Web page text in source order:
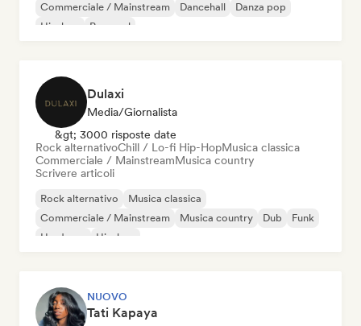
Commerciale / Mainstream
Dancehall
Danza pop
Hip-hop
Pop soul
Dulaxi
Media/Giornalista
&gt; 3000 risposte date
Rock alternativoChill / Lo-fi Hip-HopMusica classica
Commerciale / MainstreamMusica country
Scrivere articoli
Rock alternativo
Musica classica
Commerciale / Mainstream
Musica country Dub
Funk
Hardcore
Hip-hop
NUOVO
Tati Kapaya